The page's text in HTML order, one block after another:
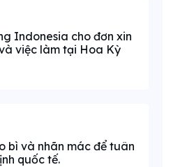
Indonesia cho đơn xin
việc làm tại Hoa Kỳ
bì và nhãn mác để tuân
quốc tế.